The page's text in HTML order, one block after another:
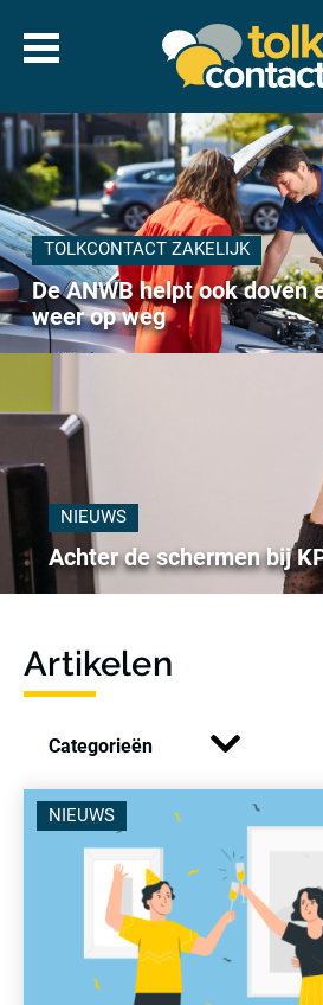
Naar
menu
TOLKCONTACT ZAKELIJK
De ANWB helpt ook doven
weer op weg
NIEUWS
Achter de schermen bij
Artikelen
Categorieën
NIEUWS